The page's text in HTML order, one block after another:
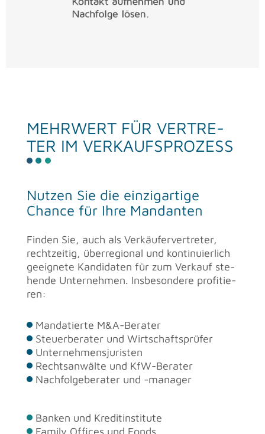
MEHR­WERT FÜR VER­TRE­
TER IM VER­KAUFS­PRO­ZESS
Nut­zen Sie die ein­zig­ar­ti­ge
Chan­ce für Ihre Man­dan­ten
Fin­den Sie, auch als Ver­käu­fer­ver­tre­ter,
recht­zei­tig, über­re­gio­nal und kon­ti­nu­ier­lich
ge­eig­ne­te Kan­di­da­ten für zum Ver­kauf ste­
hen­de Un­ter­neh­men. Ins­be­son­de­re pro­fi­tie­
ren:
Man­da­tier­te M&A-Be­ra­ter
Steu­er­be­ra­ter und Wirt­schafts­prü­fer
Un­ter­neh­mens­ju­ris­ten
Rechts­an­wäl­te und KfW-Be­ra­ter
Nach­fol­ge­be­ra­ter und -ma­na­ger
Ban­ken und Kre­dit­in­sti­tu­te
Fa­mi­ly Of­fices und Fonds